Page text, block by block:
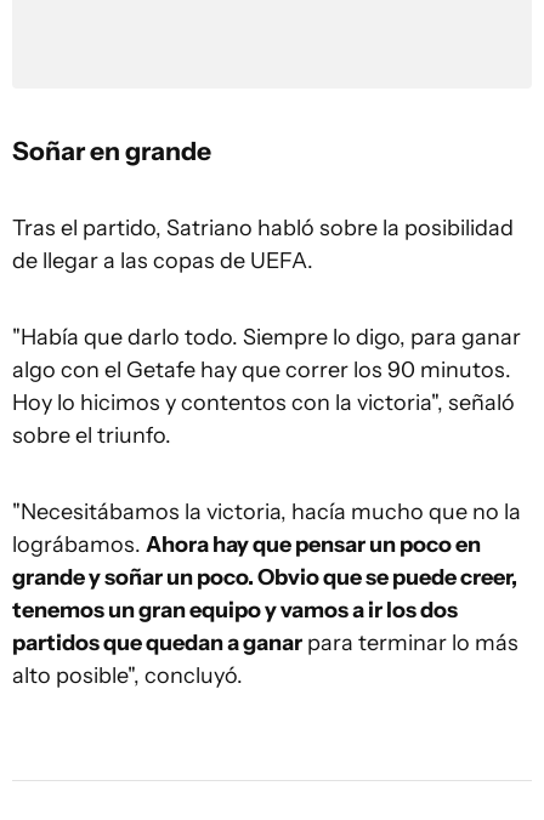
Soñar en grande
Tras el partido, Satriano habló sobre la posibilidad
de llegar a las copas de UEFA.
"Había que darlo todo. Siempre lo digo, para ganar
algo con el Getafe hay que correr los 90 minutos.
Hoy lo hicimos y contentos con la victoria", señaló
sobre el triunfo.
"Necesitábamos la victoria, hacía mucho que no la
lográbamos. Ahora hay que pensar un poco en
grande y soñar un poco. Obvio que se puede creer,
tenemos un gran equipo y vamos a ir los dos
partidos que quedan a ganar para terminar lo más
alto posible", concluyó.